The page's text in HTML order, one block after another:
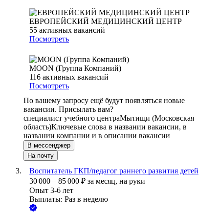
ЕВРОПЕЙСКИЙ МЕДИЦИНСКИЙ ЦЕНТР
55 активных вакансий
Посмотреть
MOON (Группа Компаний)
116 активных вакансий
Посмотреть
По вашему запросу ещё будут появляться новые
вакансии. Присылать вам?
специалист учебного центраМытищи (Московская
область)Ключевые слова в названии вакансии, в
названии компании и в описании вакансии
В мессенджер
На почту
Воспитатель ГКП/педагог раннего развития детей
30 000 – 85 000 ₽ за месяц, на руки
Опыт 3-6 лет
Выплаты: Раз в неделю